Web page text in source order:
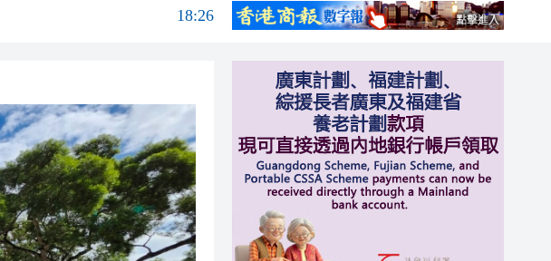
18:26
18:01
17:57
17:13
17:11